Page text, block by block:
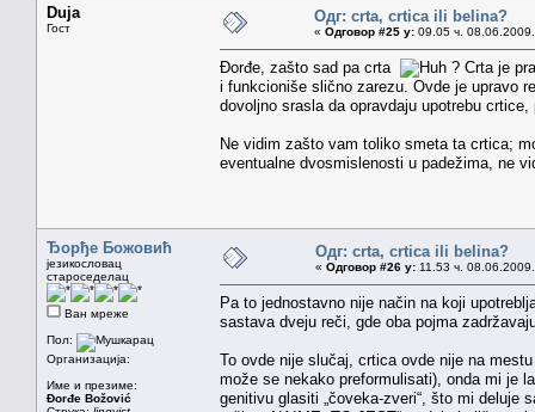
Duja
Гост
Одг: crta, crtica ili belina?
« Одговор #25 у: 09.05 ч.
Đorđe, zašto sad pa crta
? Crta je
i funkcioniše slično zarezu. Ovde je upravo
dovoljno srasla da opravdaju upotrebu
Ne vidim zašto vam toliko smeta ta crtica;
eventualne dvosmislenosti u padežima, ne
Ђорђе Божовић
језикословац
староседелац
Ван мреже
Пол:
Организација:
Име и презиме:
Đorđe Božović
Одг: crta, crtica ili belina?
« Одговор #26 у: 11.53 ч.
Pa to jednostavno nije način na koji
sastava dveju reči, gde oba pojma
To ovde nije slučaj, crtica ovde nije na
može se nekako preformulisati), onda mi je
genitivu glasiti „čoveka-zveri“, što mi deluje